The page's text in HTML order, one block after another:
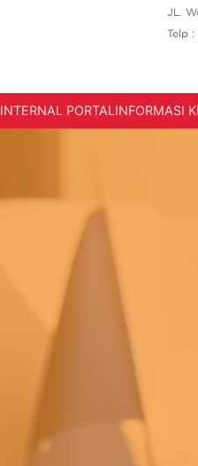
JL.
Telp
INTERNAL PORTALINFORMASI